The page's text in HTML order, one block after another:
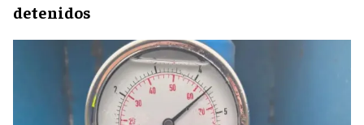
detenidos